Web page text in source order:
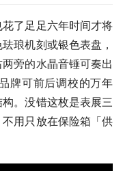
了足足六年时间才将
琅机刻或银色表盘，
旁的水晶音锤可奏出
牌可前后调校的万年
。没错这枚是表展三
用只放在保险箱「供